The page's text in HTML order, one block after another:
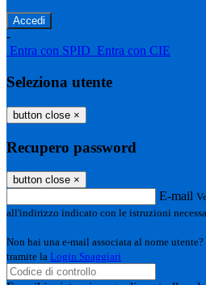
-
Entra con SPID Entra con CIE
Seleziona utente
button close ×
Recupero password
button close ×
E-mail
all'indirizzo indicato con le istruzioni
Non hai una e-mail associata al nome
tramite la Login Spaggiari